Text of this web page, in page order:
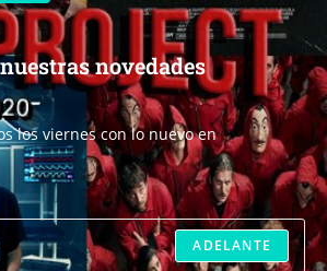
novedades
los viernes con lo nuevo en
ADELANTE